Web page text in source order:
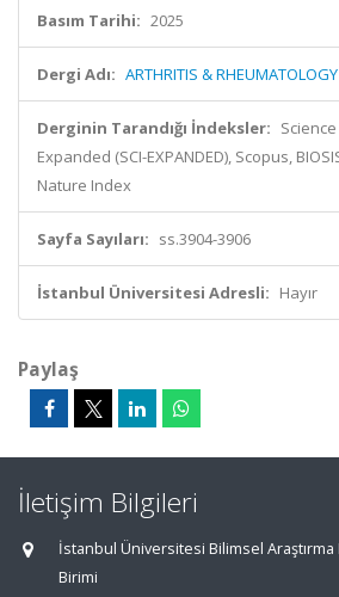
Basım Tarihi: 2025
Dergi Adı: ARTHRITIS & RHEUMATOLOGY
Derginin Tarandığı İndeksler:
Expanded (SCI-EXPANDED), Scopus,
Nature Index
Sayfa Sayıları: ss.3904-3906
İstanbul Üniversitesi Adresli: Hayır
Paylaş
İletişim Bilgileri
İstanbul Üniversitesi Bilimsel
Birimi